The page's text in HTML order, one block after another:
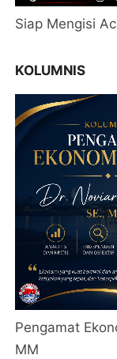
Siap Mengisi
KOLUMNIS
Pengamat
MM